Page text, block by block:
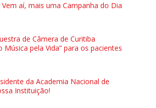
Vem aí, mais uma Campanha do Dia
de Câmera de Curitiba
Música pela Vida” para os pacientes
da Academia Nacional de
Instituição!